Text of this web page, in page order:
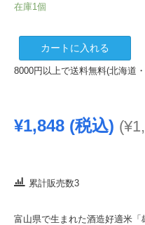
在庫1個
加
屋
お
(2024.8)
カートに入れる
8000円以上で送料無料(北海道
¥1,848 (税込) (¥
累計販売数3
富山県で生まれた酒造好適米